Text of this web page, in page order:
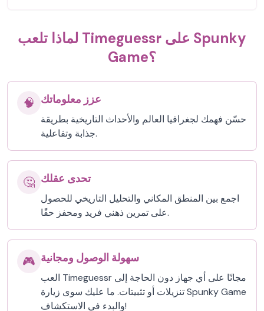
لماذا تلعب Timeguessr على Spunky
Game؟
🧠 عزز معلوماتك
حسّن فهمك لجغرافيا العالم والأحداث التاريخية بطريقة
جذابة وتفاعلية.
🤔 تحدى عقلك
اجمع بين المنطق المكاني والتحليل التاريخي للحصول
على تمرين ذهني فريد ومحفز حقًا.
🎮 سهولة الوصول ومجانية
العب Timeguessr مجانًا على أي جهاز دون الحاجة إلى
تنزيلات أو تثبيتات. ما عليك سوى زيارة Spunky Game
والبدء في الاستكشاف!